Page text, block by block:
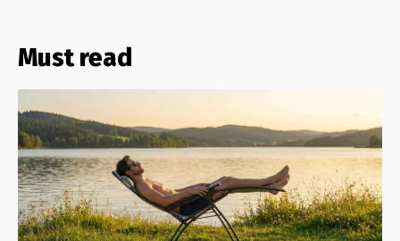
Must read